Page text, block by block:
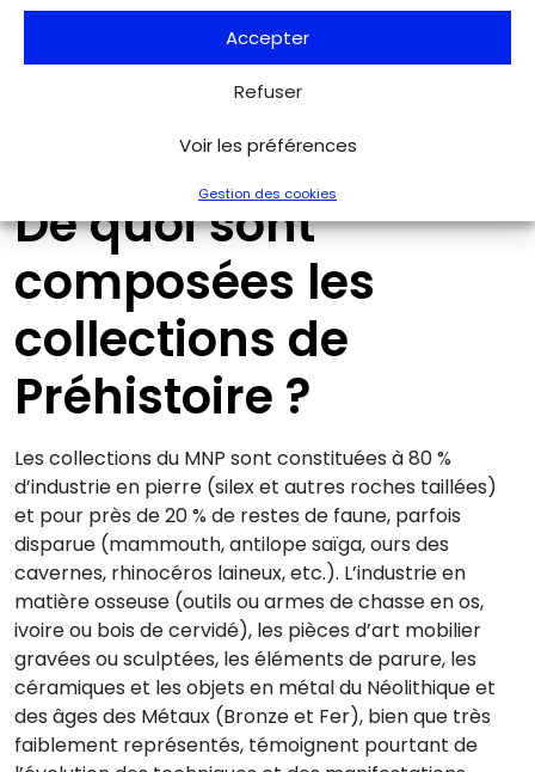
Accepter
Refuser
Voir les préférences
Gestion des cookies
Galerie haute : vue en perspective de l’enfant de La Madeleine,
de vitrines d’art mobilier et, tout au fond, au centre, de la
De quoi sont
composées les
collections de
Préhistoire ?
Les collections du MNP sont constituées à 80 %
d’industrie en pierre (silex et autres roches taillées)
et pour près de 20 % de restes de faune, parfois
disparue (mammouth, antilope saïga, ours des
cavernes, rhinocéros laineux, etc.). L’industrie en
matière osseuse (outils ou armes de chasse en os,
ivoire ou bois de cervidé), les pièces d’art mobilier
gravées ou sculptées, les éléments de parure, les
céramiques et les objets en métal du Néolithique et
des âges des Métaux (Bronze et Fer), bien que très
faiblement représentés, témoignent pourtant de